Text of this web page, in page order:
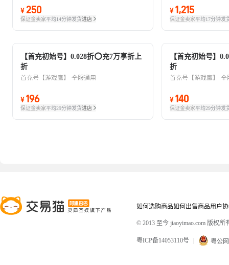
¥ 250
保证金卖家平均14分钟发货进店
¥ 1,215
保证金卖家平均17分钟发
【首充初始号】0.028折⭕充7万享折上
折
首充号【游戏鹰】 全服通用
¥ 196
保证金卖家平均29分钟发货进店
【首充初始号】
折
首充号【游戏鹰】 全
¥ 140
保证金卖家平均29分钟发
如何选购商品如何出售商品用户
© 2013 至今 jiaoyimao.com 版权所
粤ICP备14053110号 粤公